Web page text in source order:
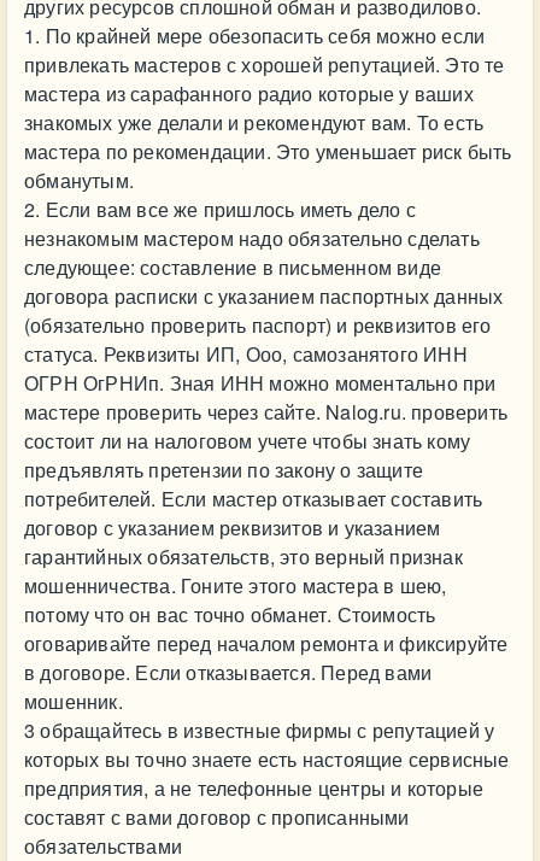
других ресурсов сплошной обман и разводилово.
1. По крайней мере обезопасить себя можно если
привлекать мастеров с хорошей репутацией. Это те
мастера из сарафанного радио которые у ваших
знакомых уже делали и рекомендуют вам. То есть
мастера по рекомендации. Это уменьшает риск быть
обманутым.
2. Если вам все же пришлось иметь дело с
незнакомым мастером надо обязательно сделать
следующее: составление в письменном виде
договора расписки с указанием паспортных данных
(обязательно проверить паспорт) и реквизитов его
статуса. Реквизиты ИП, Ооо, самозанятого ИНН
ОГРН ОгРНИп. Зная ИНН можно моментально при
мастере проверить через сайте. Nalog.ru. проверить
состоит ли на налоговом учете чтобы знать кому
предъявлять претензии по закону о защите
потребителей. Если мастер отказывает составить
договор с указанием реквизитов и указанием
гарантийных обязательств, это верный признак
мошенничества. Гоните этого мастера в шею,
потому что он вас точно обманет. Стоимость
оговаривайте перед началом ремонта и фиксируйте
в договоре. Если отказывается. Перед вами
мошенник.
3 обращайтесь в известные фирмы с репутацией у
которых вы точно знаете есть настоящие сервисные
предприятия, а не телефонные центры и которые
составят с вами договор с прописанными
обязательствами